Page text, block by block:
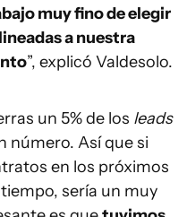
muy fino de elegir
a nuestra
”, explicó Valdesolo.
un 5% de los leads
número. Así que si
en los próximos
sería un muy